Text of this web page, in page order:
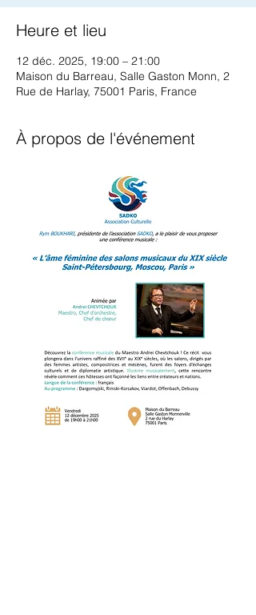
Heure et lieu
12 déc. 2025, 19:00 – 21:00
Maison du Barreau, Salle Gaston Monn, 2
Rue de Harlay, 75001 Paris, France
À propos de l'événement